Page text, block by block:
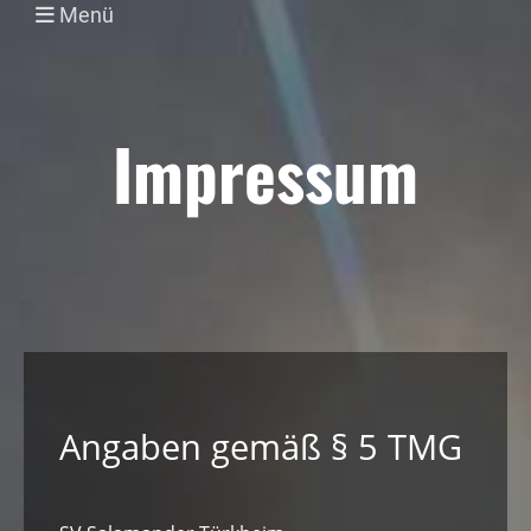
Menü
Impressum
Angaben gemäß § 5 TMG